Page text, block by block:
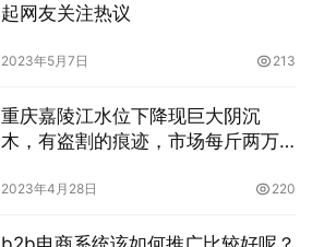
起网友关注热议
2023年5月7日 213
重庆嘉陵江水位下降现巨大阴沉
木，有盗割的痕迹，市场每斤两万
2023年4月28日 220